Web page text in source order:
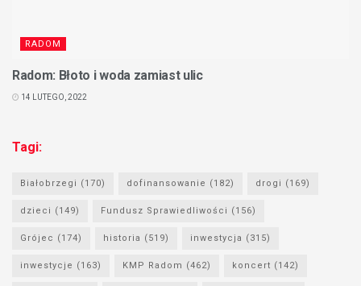
RADOM
Radom: Błoto i woda zamiast ulic
14 LUTEGO, 2022
Tagi:
Białobrzegi (170) dofinansowanie (182) drogi (169)
dzieci (149) Fundusz Sprawiedliwości (156)
Grójec (174) historia (519) inwestycja (315)
inwestycje (163) KMP Radom (462) koncert (142)